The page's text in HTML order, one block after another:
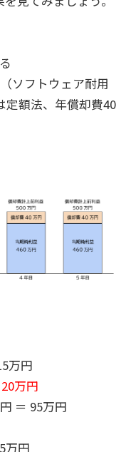
ソフトウェア耐用
定額法、年償却費40
万円
万円
＝ 95万円
万円